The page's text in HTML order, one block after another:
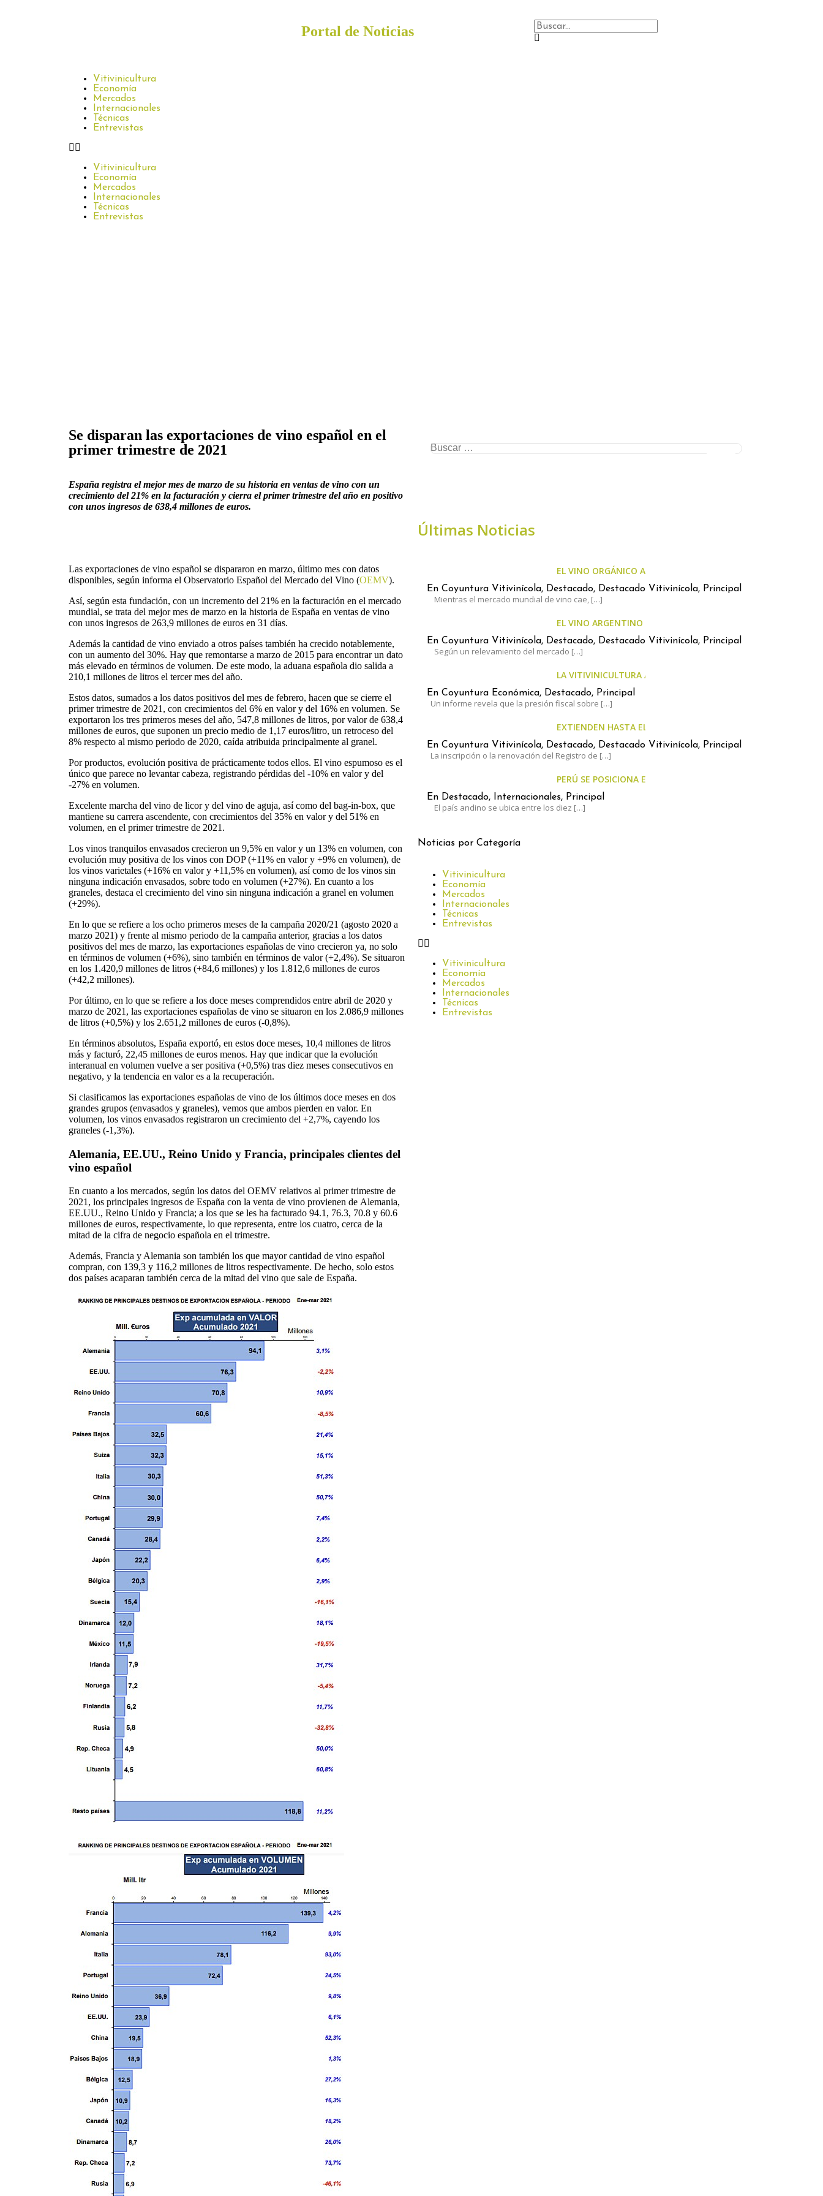
Portal de Noticias
Vitivinicultura
Economía
Mercados
Internacionales
Técnicas
Entrevistas
Vitivinicultura
Economía
Mercados
Internacionales
Técnicas
Entrevistas
Se disparan las exportaciones de vino español en el
primer trimestre de 2021
España registra el mejor mes de marzo de su historia en ventas de vino con un
crecimiento del 21% en la facturación y cierra el primer trimestre del año en positivo
con unos ingresos de 638,4 millones de euros.
Las exportaciones de vino español se dispararon en marzo, último mes con datos
disponibles, según informa el Observatorio Español del Mercado del Vino (OEMV).
Así, según esta fundación, con un incremento del 21% en la facturación en el mercado
mundial, se trata del mejor mes de marzo en la historia de España en ventas de vino
con unos ingresos de 263,9 millones de euros en 31 días.
Además la cantidad de vino enviado a otros países también ha crecido notablemente,
con un aumento del 30%. Hay que remontarse a marzo de 2015 para encontrar un dato
más elevado en términos de volumen. De este modo, la aduana española dio salida a
210,1 millones de litros el tercer mes del año.
Estos datos, sumados a los datos positivos del mes de febrero, hacen que se cierre el
primer trimestre de 2021, con crecimientos del 6% en valor y del 16% en volumen. Se
exportaron los tres primeros meses del año, 547,8 millones de litros, por valor de 638,4
millones de euros, que suponen un precio medio de 1,17 euros/litro, un retroceso del
8% respecto al mismo periodo de 2020, caída atribuida principalmente al granel.
Por productos, evolución positiva de prácticamente todos ellos. El vino espumoso es el
único que parece no levantar cabeza, registrando pérdidas del -10% en valor y del
-27% en volumen.
Excelente marcha del vino de licor y del vino de aguja, así como del bag-in-box, que
mantiene su carrera ascendente, con crecimientos del 35% en valor y del 51% en
volumen, en el primer trimestre de 2021.
Los vinos tranquilos envasados crecieron un 9,5% en valor y un 13% en volumen, con
evolución muy positiva de los vinos con DOP (+11% en valor y +9% en volumen), de
los vinos varietales (+16% en valor y +11,5% en volumen), así como de los vinos sin
ninguna indicación envasados, sobre todo en volumen (+27%). En cuanto a los
graneles, destaca el crecimiento del vino sin ninguna indicación a granel en volumen
(+29%).
En lo que se refiere a los ocho primeros meses de la campaña 2020/21 (agosto 2020 a
marzo 2021) y frente al mismo periodo de la campaña anterior, gracias a los datos
positivos del mes de marzo, las exportaciones españolas de vino crecieron ya, no solo
en términos de volumen (+6%), sino también en términos de valor (+2,4%). Se situaron
en los 1.420,9 millones de litros (+84,6 millones) y los 1.812,6 millones de euros
(+42,2 millones).
Por último, en lo que se refiere a los doce meses comprendidos entre abril de 2020 y
marzo de 2021, las exportaciones españolas de vino se situaron en los 2.086,9 millones
de litros (+0,5%) y los 2.651,2 millones de euros (-0,8%).
En términos absolutos, España exportó, en estos doce meses, 10,4 millones de litros
más y facturó, 22,45 millones de euros menos. Hay que indicar que la evolución
interanual en volumen vuelve a ser positiva (+0,5%) tras diez meses consecutivos en
negativo, y la tendencia en valor es a la recuperación.
Si clasificamos las exportaciones españolas de vino de los últimos doce meses en dos
grandes grupos (envasados y graneles), vemos que ambos pierden en valor. En
volumen, los vinos envasados registraron un crecimiento del +2,7%, cayendo los
graneles (-1,3%).
Alemania, EE.UU., Reino Unido y Francia, principales clientes del
vino español
En cuanto a los mercados, según los datos del OEMV relativos al primer trimestre de
2021, los principales ingresos de España con la venta de vino provienen de Alemania,
EE.UU., Reino Unido y Francia; a los que se les ha facturado 94.1, 76.3, 70.8 y 60.6
millones de euros, respectivamente, lo que representa, entre los cuatro, cerca de la
mitad de la cifra de negocio española en el trimestre.
Además, Francia y Alemania son también los que mayor cantidad de vino español
compran, con 139,3 y 116,2 millones de litros respectivamente. De hecho, solo estos
dos países acaparan también cerca de la mitad del vino que sale de España.
Últimas Noticias
EL VINO ORGÁNICO ARGENTINO CRECE A CONTRAMANO DEL
En Coyuntura Vitivinícola, Destacado, Destacado Vitivinícola, Principal
Mientras el mercado mundial de vino cae, […]
EL VINO ARGENTINO AUMENTÓ MENOS QUE LA INFLACIÓN
En Coyuntura Vitivinícola, Destacado, Destacado Vitivinícola, Principal
Según un relevamiento del mercado […]
LA VITIVINICULTURA ARGENTINA, AL LÍMITE: EL ESTADO SE
En Coyuntura Económica, Destacado, Principal
Un informe revela que la presión fiscal sobre […]
EXTIENDEN HASTA EL 30 DE JUNIO EL PLAZO PARA
En Coyuntura Vitivinícola, Destacado, Destacado Vitivinícola, Principal
La inscripción o la renovación del Registro de […]
PERÚ SE POSICIONA ENTRE LOS LÍDERES MUNDIALES EN UVA
En Destacado, Internacionales, Principal
El país andino se ubica entre los diez […]
Noticias por Categoría
Vitivinicultura
Economía
Mercados
Internacionales
Técnicas
Entrevistas
Vitivinicultura
Economía
Mercados
Internacionales
Técnicas
Entrevistas